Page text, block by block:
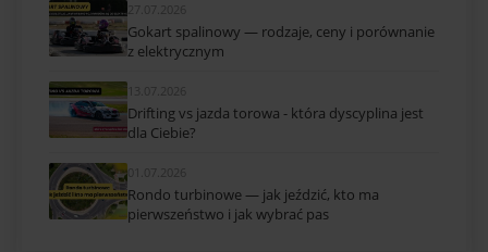
27.07.2026
Gokart spalinowy — rodzaje, ceny i porównanie
z elektrycznym
13.07.2026
Drifting vs jazda torowa - która dyscyplina jest
dla Ciebie?
01.07.2026
Rondo turbinowe — jak jeździć, kto ma
pierwszeństwo i jak wybrać pas